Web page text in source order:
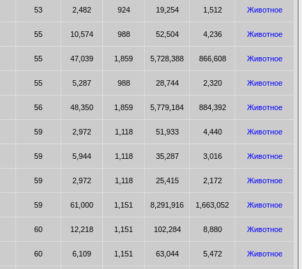
53 2,482 924 19,254 1,512 Животное
55 10,574 988 52,504 4,236 Животное
55 47,039 1,859 5,728,388 866,608 Животное
55 5,287 988 28,744 2,320 Животное
56 48,350 1,859 5,779,184 884,392 Животное
59 2,972 1,118 51,933 4,440 Животное
59 5,944 1,118 35,287 3,016 Животное
59 2,972 1,118 25,415 2,172 Животное
59 61,000 1,151 8,291,916 1,663,052 Животное
60 12,218 1,151 102,284 8,880 Животное
60 6,109 1,151 63,044 5,472 Животное